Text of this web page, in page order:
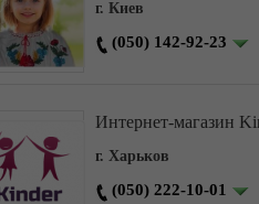
г. Киев
(050) 142-92-23
Интернет-магазин
г. Харьков
(050) 222-10-01